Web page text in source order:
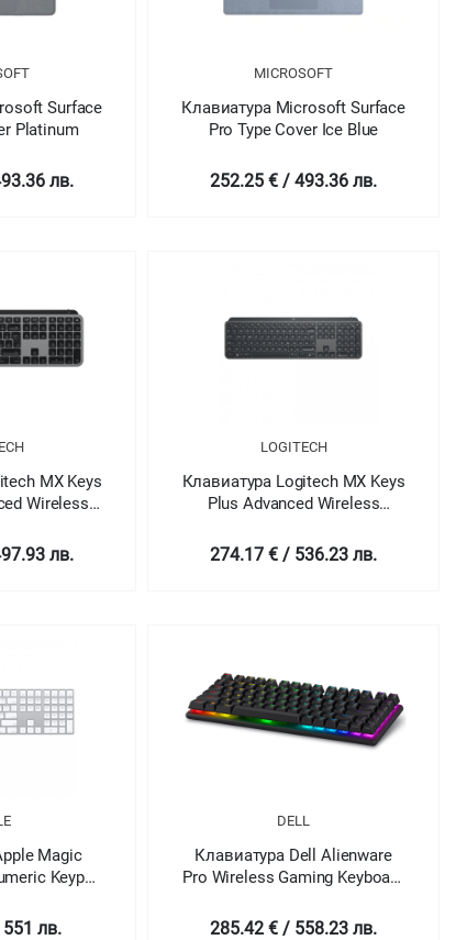
Surface
Platinum
лв.
MICROSOFT
Клавиатура Microsoft Surface
Pro Type Cover Ice Blue
252.25 € / 493.36 лв.
MX Keys
Wireless
2.4GHZ/BT -
лв.
LOGITECH
Клавиатура Logitech MX Keys
Plus Advanced Wireless
Palm Rest - GRAPHITE - US
274.17 € / 536.23 лв.
Magic
Keypad
лв.
DELL
Клавиатура Dell Alienware
Pro Wireless Gaming Keyboard
the Moon)
285.42 € / 558.23 лв.